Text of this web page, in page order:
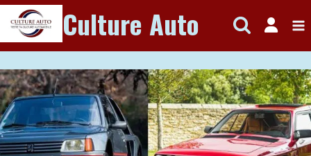
Aller
au
contenu
Culture Auto